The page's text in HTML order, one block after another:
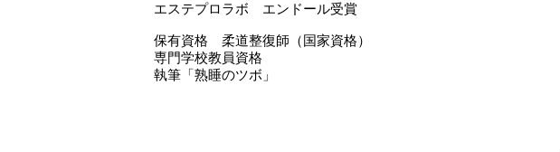
エステプロラボ エンドール受賞
保有資格 柔道整復師（国家資格）
専門学校教員資格
執筆「熟睡のツボ」